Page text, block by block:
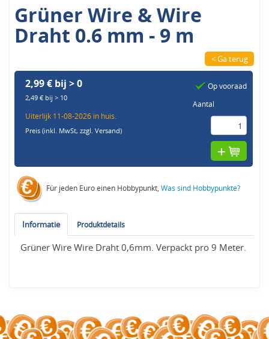
Grüner Wire & Wire
Draht 0.6 mm - 9 m
< Ga terug
2,99 € bij > 0
2,49 € bij > 10
Uiterlijk 11-08-2026 in huis.
Preis (inkl. MwSt,zzgl. Versand)
Op vooraad
Aantal
Für jeden Euro einen Hobbypunkt,Was sind Hobbypunkte?
Informatie Produktdetails
Grüner Wire Wire Draht 0,6mm. Verpackt pro 9 Meter.